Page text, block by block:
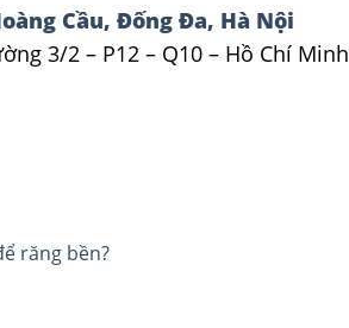
Cầu, Đống Đa, Hà Nội
3/2 – P12 – Q10 – Hồ Chí Minh
răng bền?